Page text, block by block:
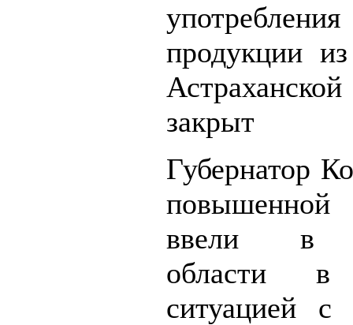
продукции
закрыт
Губернатор
повышенной
ввели в
области
ситуацией